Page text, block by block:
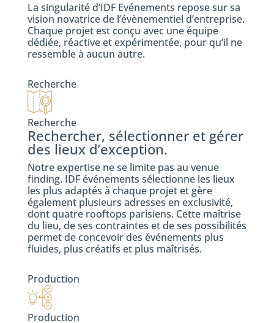
La singularité d’IDF Evénements repose sur sa
vision novatrice de l’évènementiel d’entreprise.
Chaque projet est conçu avec une équipe
dédiée, réactive et expérimentée, pour qu’il ne
ressemble à aucun autre.
Recherche
Recherche
Rechercher, sélectionner et gérer
des lieux d’exception.
Notre expertise ne se limite pas au venue
finding. IDF événements sélectionne les lieux
les plus adaptés à chaque projet et gère
également plusieurs adresses en exclusivité,
dont quatre rooftops parisiens. Cette maîtrise
du lieu, de ses contraintes et de ses possibilités
permet de concevoir des événements plus
fluides, plus créatifs et plus maîtrisés.
Production
Production